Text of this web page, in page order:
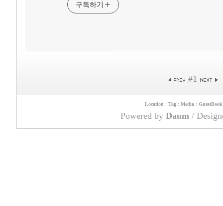
구독하기
#1
Location : Tag: Media: GuestBook
Powered by Daum /